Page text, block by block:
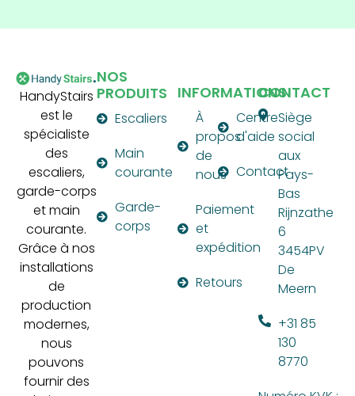
HandyStairs
est le
spécialiste
des
escaliers,
garde-corps
et main
courante.
Grâce à nos
installations
de
production
modernes,
nous
pouvons
fournir des
NOS
PRODUITS
Escaliers
Main
courante
Garde-
corps
INFORMATIONS
À
propos
de
nous
Paiement
et
expédition
Retours
Centre
d'aide
Contact
CONTACT
Siège
social
aux
Pays-
Bas
Rijnzathe
6
3454PV
De
Meern
+31 85
130
8770